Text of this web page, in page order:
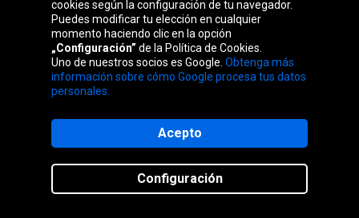
€
ud.
Comprar
+ Ecovalor: 0,92 € =38,92 €
Deli Tire
S-228
2.50-17 38 L
cookies según la configuración de tu navegador.
Puedes modificar tu elección en cualquier
momento haciendo clic en la opción
„Configuración” de la Política de Cookies.
Uno de nuestros socios es Google. Obtenga más
información sobre cómo Google procesa tus datos
personales.
Configuración
Acepto